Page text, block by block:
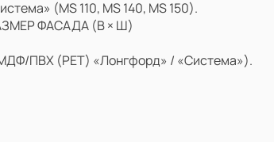
(MS 110, MS 140, MS 150).
ФАСАДА (В × Ш)
ПВХ (PET) «Лонгфорд» / «Система»).